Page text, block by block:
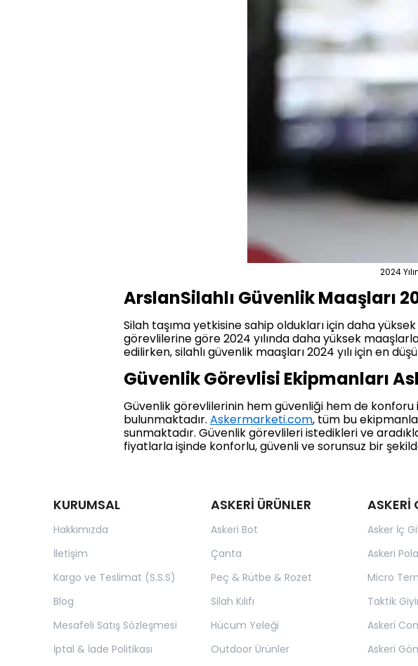
2024
ArslanSilahlı Güvenlik Maaşları
Silah taşıma yetkisine sahip oldukları için daha
görevlilerine göre 2024 yılında daha yüksek
edilirken, silahlı güvenlik maaşları 2024 yılı için en
Güvenlik Görevlisi Ekipmanları
Güvenlik görevlilerinin hem güvenliği hem de
bulunmaktadır. Askermarketi.com, tüm bu
sunmaktadır. Güvenlik görevlileri istedikleri ve
fiyatlarla işinde konforlu, güvenli ve sorunsuz bir
KURUMSAL
Hakkımızda
İletişim
Kargo ve Teslimat (S.S.S)
Blog
Mesafeli Satış Sözleşmesi
İptal & İade Politikası
ASKERİ ÜRÜNLER
Askeri Bot
Çanta
Peç & Rütbe & Rozet
Silah Kılıfı
Hücum Yeleği
Outdoor Ürünler
ASKERİ
Asker İç
Askeri
Micro
Taktik
Askeri
Askeri